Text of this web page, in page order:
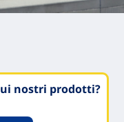
nostri prodotti?